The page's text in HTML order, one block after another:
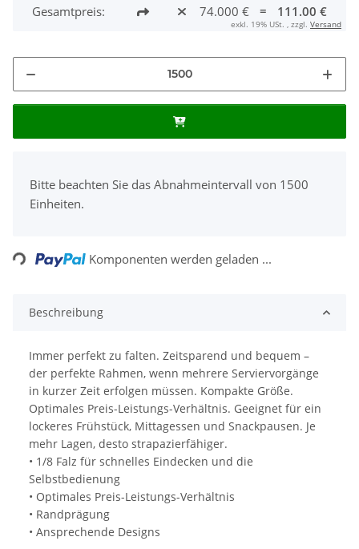
Gesamtpreis: 74.000 € = 111.00 €
exkl. 19% USt. , zzgl. Versand
Bitte beachten Sie das Abnahmeintervall von 1500
Einheiten.
Loading... Komponenten werden geladen ...
Beschreibung
Immer perfekt zu falten. Zeitsparend und bequem –
der perfekte Rahmen, wenn mehrere Serviervorgänge
in kurzer Zeit erfolgen müssen. Kompakte Größe.
Optimales Preis-Leistungs-Verhältnis. Geeignet für ein
lockeres Frühstück, Mittagessen und Snackpausen. Je
mehr Lagen, desto strapazierfähiger.
• 1/8 Falz für schnelles Eindecken und die
Selbstbedienung
• Optimales Preis-Leistungs-Verhältnis
• Randprägung
• Ansprechende Designs